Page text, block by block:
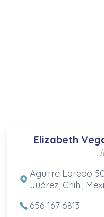
Elizabeth
Aguirre Laredo
Juárez, Chih.,
656 167 6813